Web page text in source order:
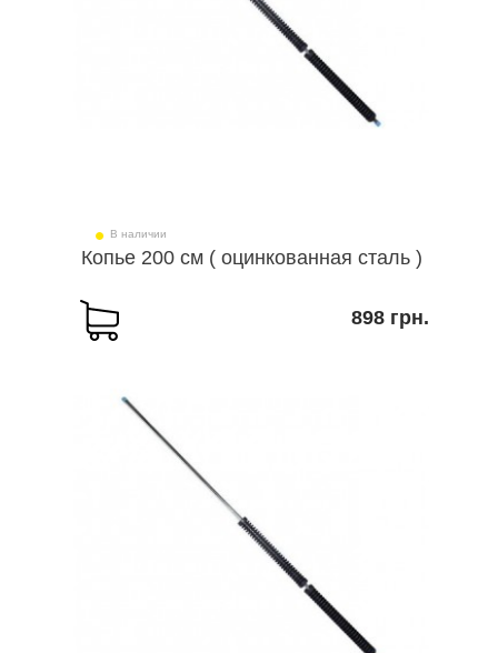
В наличии
Копье 200 см ( оцинкованная сталь )
898 грн.